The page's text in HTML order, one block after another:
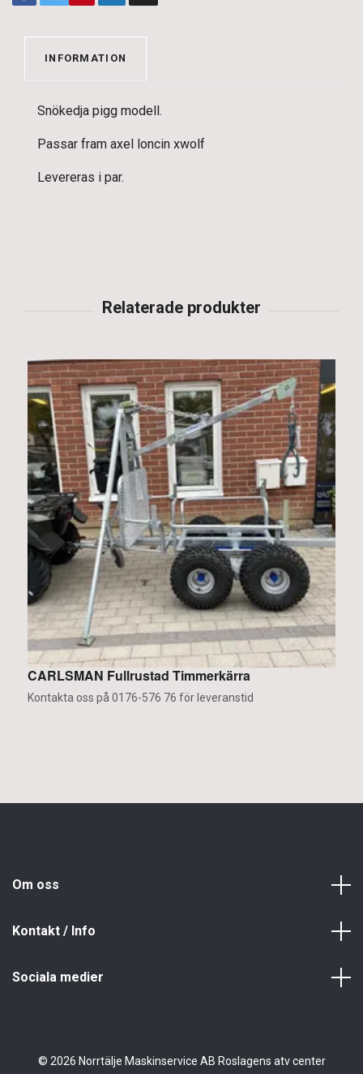
INFORMATION
Snökedja pigg modell.
Passar fram axel loncin xwolf
Levereras i par.
CARLSMAN Fullrustad Timmerkärra
Kontakta oss på 0176-576 76 för leveranstid
Om oss
Kontakt / Info
Sociala medier
© 2026 Norrtälje Maskinservice AB Roslagens atv center